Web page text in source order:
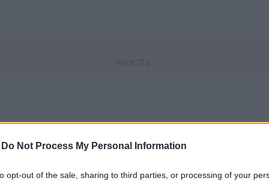
Do Not Process My Personal Information
opt-out of the sale, sharing to third parties, or processing of your
Pinterest